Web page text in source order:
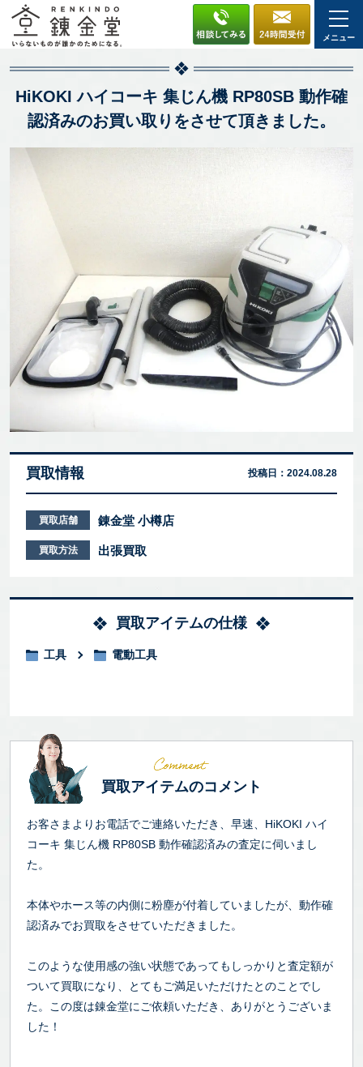
メニュー
HiKOKI ハイコーキ 集じん機 RP80SB 動作確
認済みのお買い取りをさせて頂きました。
買取情報 投稿日： 2024.08.28
買取店舗 錬金堂 小樽店
買取方法 出張買取
買取アイテムの仕様
工具 電動工具
買取アイテムのコメント
お客さまよりお電話でご連絡いただき、早速、HiKOKI ハイ
コーキ 集じん機 RP80SB 動作確認済みの査定に伺いまし
た。
本体やホース等の内側に粉塵が付着していましたが、動作確
認済みでお買取をさせていただきました。
このような使用感の強い状態であってもしっかりと査定額が
ついて買取になり、とてもご満足いただけたとのことでし
た。この度は錬金堂にご依頼いただき、ありがとうございま
した！